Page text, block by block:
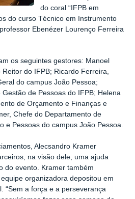
do coral “IFPB em
do curso Técnico em Instrumento
Ebenézer Lourenço Ferreira
os seguintes gestores: Manoel
do IFPB; Ricardo Ferreira,
do campus João Pessoa;
de Pessoas do IFPB; Helena
de Orçamento e Finanças e
Chefe do Departamento de
e Pessoas do campus João Pessoa.
Alecsandro Kramer
na visão dele, uma ajuda
do evento. Kramer também
organizadora depositou em
“Sem a força e a perseverança